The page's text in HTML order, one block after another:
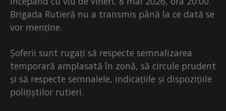
Brigada Rutieră nu a transmis până la ce dată se
vor menține.
Șoferii sunt rugați să respecte semnalizarea
temporară amplasată în zonă, să circule prudent
și să respecte semnalele, indicațiile și dispozițiile
polițiștilor rutieri.